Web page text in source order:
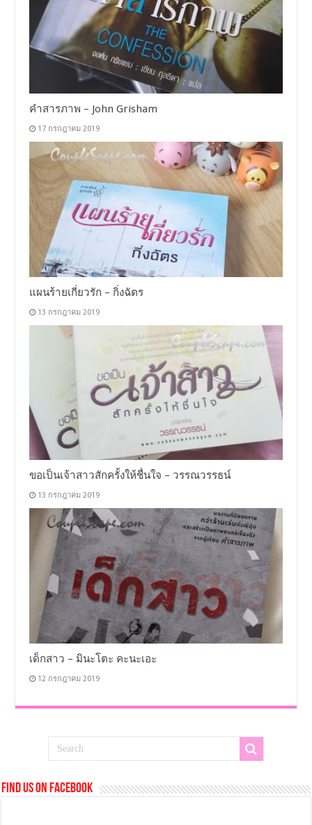
คำสารภาพ – John Grisham
17 กรกฎาคม 2019
แผนร้ายเกี่ยวรัก – กิ่งฉัตร
13 กรกฎาคม 2019
ขอเป็นเจ้าสาวสักครั้งให้ชื่นใจ – วรรณวรรธน์
13 กรกฎาคม 2019
เด็กสาว – มินะโตะ คะนะเอะ
12 กรกฎาคม 2019
Find us on Facebook